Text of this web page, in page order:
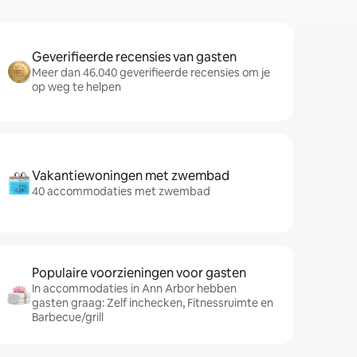
Geverifieerde recensies van gasten
Meer dan 46.040 geverifieerde recensies om je
op weg te helpen
Vakantiewoningen met zwembad
40 accommodaties met zwembad
Populaire voorzieningen voor gasten
In accommodaties in Ann Arbor hebben
gasten graag: Zelf inchecken, Fitnessruimte en
Barbecue/grill